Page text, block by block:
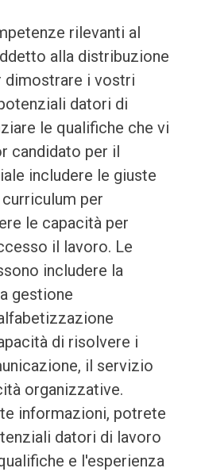
rilevanti al
alla distribuzione
dimostrare i vostri
datori di
le qualifiche che vi
candidato per il
includere le giuste
per
le capacità per
il lavoro. Le
includere la
gestione
di risolvere i
il servizio
organizzative.
informazioni, potrete
datori di lavoro
e l'esperienza